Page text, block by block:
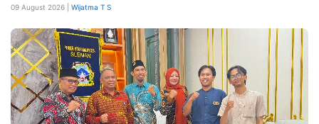
09 August 2026 | Wijatma T S